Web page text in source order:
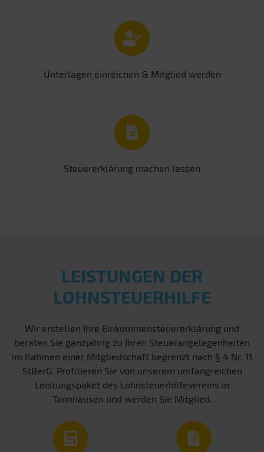
Unterlagen einreichen & Mitglied werden
Steuererklärung machen lassen
LEISTUNGEN DER
LOHNSTEUERHILFE
Wir erstellen Ihre Einkommensteuererklärung und
beraten Sie ganzjährig zu Ihren Steuerangelegenheiten
im Rahmen einer Mitgliedschaft begrenzt nach § 4 Nr. 11
StBerG. Profitieren Sie von unserem umfangreichen
Leistungspaket des Lohnsteuerhilfevereins in
Tannhausen und werden Sie Mitglied.